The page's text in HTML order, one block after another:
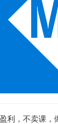
利，不卖课，